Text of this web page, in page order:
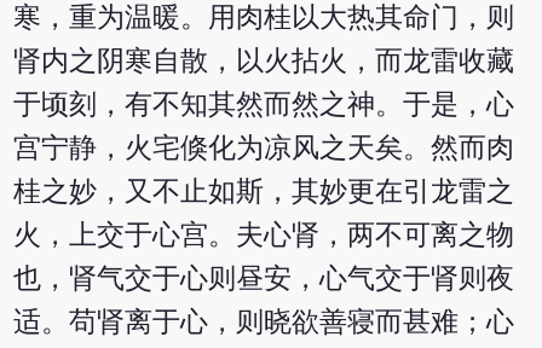
寒，重为温暖。用肉桂以大热其命门，则
肾内之阴寒自散，以火拈火，而龙雷收藏
于顷刻，有不知其然而然之神。于是，心
宫宁静，火宅倏化为凉风之天矣。然而肉
桂之妙，又不止如斯，其妙更在引龙雷之
火，上交于心宫。夫心肾，两不可离之物
也，肾气交于心则昼安，心气交于肾则夜
适。苟肾离于心，则晓欲善寝而甚难；心